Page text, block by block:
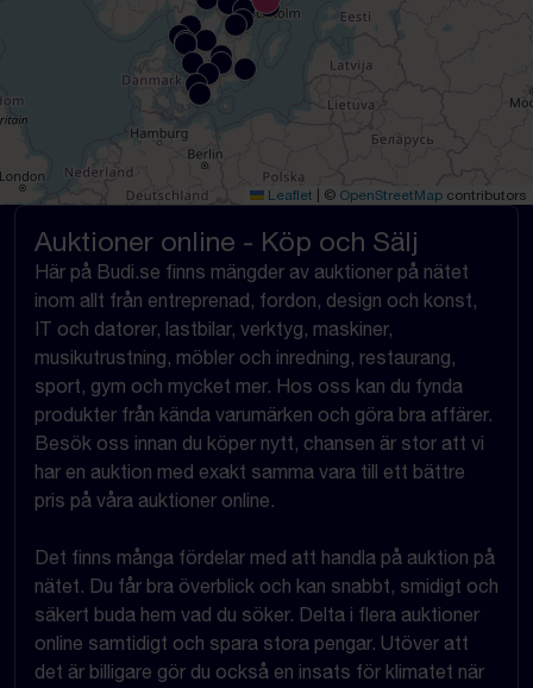
Leaflet © OpenStreetMap contributors
Auktioner online - Köp och Sälj
Här på Budi.se finns mängder av auktioner på nätet
inom allt från entreprenad, fordon, design och konst,
IT och datorer, lastbilar, verktyg, maskiner,
musikutrustning, möbler och inredning, restaurang,
sport, gym och mycket mer. Hos oss kan du fynda
produkter från kända varumärken och göra bra affärer.
Besök oss innan du köper nytt, chansen är stor att vi
har en auktion med exakt samma vara till ett bättre
pris på våra auktioner online.
Det finns många fördelar med att handla på auktion på
nätet. Du får bra överblick och kan snabbt, smidigt och
säkert buda hem vad du söker. Delta i flera auktioner
online samtidigt och spara stora pengar. Utöver att
det är billigare gör du också en insats för klimatet när